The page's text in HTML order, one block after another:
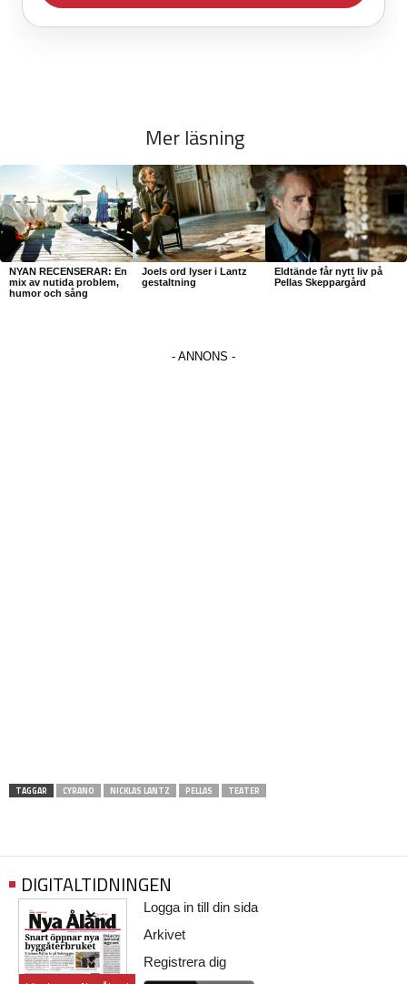
Mer läsning
NYAN RECENSERAR: En
mix av nutida problem,
humor och sång
Joels ord lyser i Lantz
gestaltning
Eldtände får nytt liv på
Pellas Skeppargård
TAGGAR CYRANO NICKLAS LANTZ PELLAS TEATER
DIGITALTIDNINGEN
Logga in till din sida
Arkivet
Registrera dig